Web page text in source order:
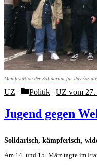
Manifestation der Solidarität für das
Solidarisch, kämpferisch,
Jugend gegen
UZ Categories
Politik | UZ vom 27.
Am 14. und 15. März tagte im